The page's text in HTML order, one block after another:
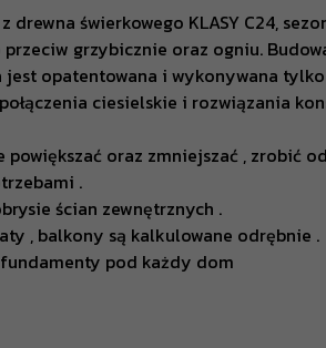
świerkowego KLASY C24,
grzybicznie oraz ogniu.
opatentowana i wykonywana
ciesielskie i rozwiązania
oraz zmniejszać , zrobić
.
ścian zewnętrznych .
, balkony są kalkulowane odrębnie .
pod każdy dom